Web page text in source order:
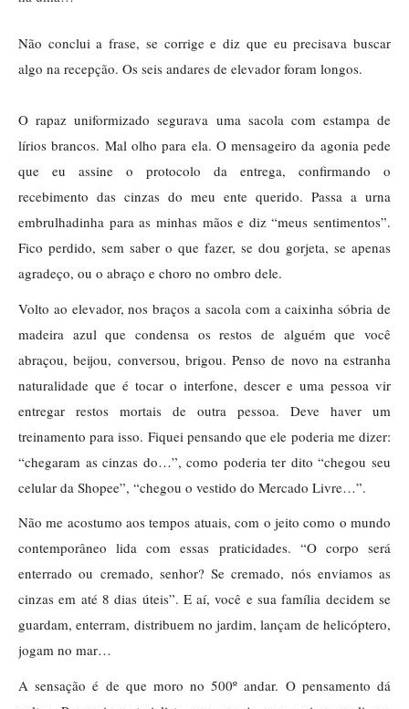
Não conclui a frase, se corrige e diz que eu precisava buscar
algo na recepção. Os seis andares de elevador foram longos.
O rapaz uniformizado segurava uma sacola com estampa de
lírios brancos. Mal olho para ela. O mensageiro da agonia pede
que eu assine o protocolo da entrega, confirmando o
recebimento das cinzas do meu ente querido. Passa a urna
embrulhadinha para as minhas mãos e diz “meus sentimentos”.
Fico perdido, sem saber o que fazer, se dou gorjeta, se apenas
agradeço, ou o abraço e choro no ombro dele.
Volto ao elevador, nos braços a sacola com a caixinha sóbria de
madeira azul que condensa os restos de alguém que você
abraçou, beijou, conversou, brigou. Penso de novo na estranha
naturalidade que é tocar o interfone, descer e uma pessoa vir
entregar restos mortais de outra pessoa. Deve haver um
treinamento para isso. Fiquei pensando que ele poderia me dizer:
“chegaram as cinzas do…”, como poderia ter dito “chegou seu
celular da Shopee”, “chegou o vestido do Mercado Livre…”.
Não me acostumo aos tempos atuais, com o jeito como o mundo
contemporâneo lida com essas praticidades. “O corpo será
enterrado ou cremado, senhor? Se cremado, nós enviamos as
cinzas em até 8 dias úteis”. E aí, você e sua família decidem se
guardam, enterram, distribuem no jardim, lançam de helicóptero,
jogam no mar…
A sensação é de que moro no 500º andar. O pensamento dá